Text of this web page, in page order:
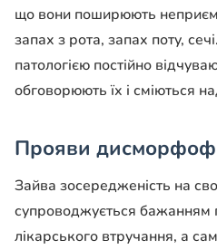
що вони поширюють
запах з рота, запах поту,
патологією постійно
обговорюють їх і сміються
Прояви
Зайва зосередженість на
супроводжується бажанням
лікарського втручання, а